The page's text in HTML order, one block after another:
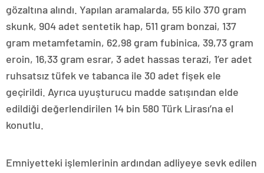
gözaltına alındı. Yapılan aramalarda, 55 kilo 370 gram
skunk, 904 adet sentetik hap, 511 gram bonzai, 137
gram metamfetamin, 62,98 gram fubinica, 39,73 gram
eroin, 16,33 gram esrar, 3 adet hassas terazi, 1’er adet
ruhsatsız tüfek ve tabanca ile 30 adet fişek ele
geçirildi. Ayrıca uyuşturucu madde satışından elde
edildiği değerlendirilen 14 bin 580 Türk Lirası’na el
konutlu.
Emniyetteki işlemlerinin ardından adliyeye sevk edilen